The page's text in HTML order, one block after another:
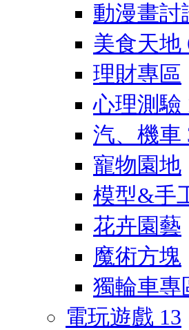
動漫畫討
美食天地
理財專區
心理測驗
汽、機車
寵物園地
模型&手
花卉園藝
魔術方塊
獨輪車專
電玩遊戲 13